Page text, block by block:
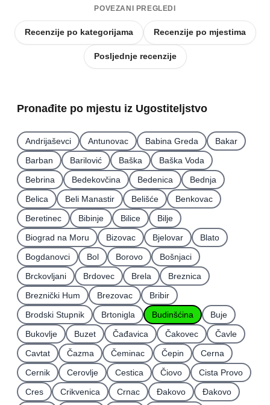
POVEZANI PREGLEDI
Recenzije po kategorijama Recenzije po mjestima
Posljednje recenzije
Pronađite po mjestu iz Ugostiteljstvo
Andrijaševci Antunovac Babina Greda
Bakar
Barban
Barilović Baška
Baška Voda
Bebrina
Bedekovčina Bedenica
Bednja
Belica
Beli Manastir Belišće
Benkovac
Beretinec
Bibinje Bilice
Bilje
Biograd na Moru
Bizovac Bjelovar
Blato
Bogdanovci
Bol Borovo
Bošnjaci
Brckovljani
Brdovec Brela
Breznica
Breznički Hum
Brezovac
Bribir
Brodski Stupnik
Brtonigla Budinšćina
Buje
Bukovlje
Buzet Čađavica Čakovec
Čavle
Cavtat
Čazma Čeminac Čepin
Cerna
Cernik
Cerovlje Cestica Čiovo
Cista Provo
Cres
Crikvenica Crnac Đakovo
Ðakovo